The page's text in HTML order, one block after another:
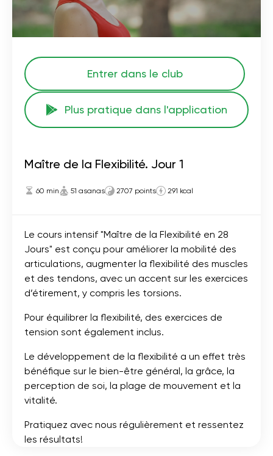
Entrer dans le club
Plus pratique dans l'application
Maître de la Flexibilité. Jour 1
60 min 51 asanas 2707 points 291 kcal
Le cours intensif "Maître de la Flexibilité en 28
Jours" est conçu pour améliorer la mobilité des
articulations, augmenter la flexibilité des muscles
et des tendons, avec un accent sur les exercices
d’étirement, y compris les torsions.
Pour équilibrer la flexibilité, des exercices de
tension sont également inclus.
Le développement de la flexibilité a un effet très
bénéfique sur le bien-être général, la grâce, la
perception de soi, la plage de mouvement et la
vitalité.
Pratiquez avec nous régulièrement et ressentez
les résultats!